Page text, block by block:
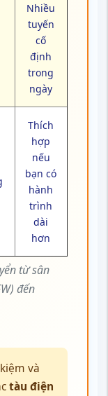
từ sân
đến
Nhiều
tuyến
cố
định
trong
ngày
Thích
hợp
nếu
bạn có
hành
trình
dài
hơn
và
tàu điện